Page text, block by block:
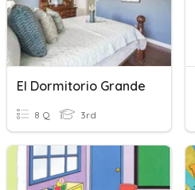
El Dormitorio Grande
8 Q 3rd